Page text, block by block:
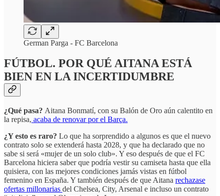
German Parga - FC Barcelona
FÚTBOL. POR QUÉ AITANA ESTÁ
BIEN EN LA INCERTIDUMBRE
¿Qué pasa? Aitana Bonmatí, con su Balón de Oro aún calentito en
la repisa, acaba de renovar por el Barça.
¿Y esto es raro? Lo que ha sorprendido a algunos es que el nuevo
contrato solo se extenderá hasta 2028, y que ha declarado que no
sabe si será «mujer de un solo club». Y eso después de que el FC
Barcelona hiciera saber que podría vestir su camiseta hasta que ella
quisiera, con las mejores condiciones jamás vistas en fútbol
femenino en España. Y también después de que Aitana rechazase
ofertas millonarias del Chelsea, City, Arsenal e incluso un contrato